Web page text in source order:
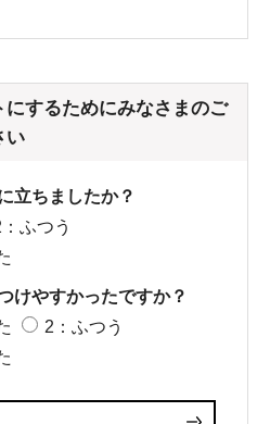
にするためにみなさまのご
い
立ちましたか？
ふつう
けやすかったですか？
2：ふつう